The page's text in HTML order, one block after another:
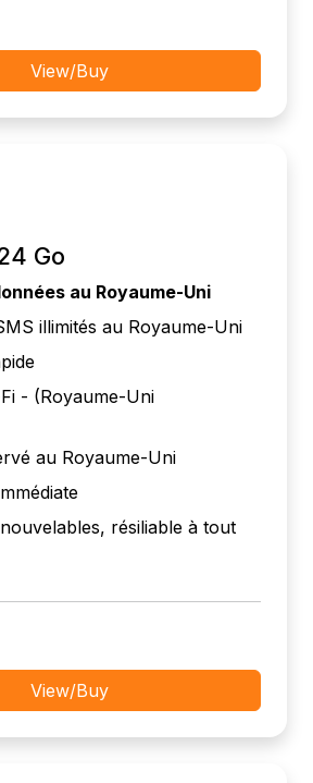
View/Buy
Go
au Royaume-Uni
illimités au Royaume-Uni
- (Royaume-Uni
au Royaume-Uni
résiliable à tout
View/Buy